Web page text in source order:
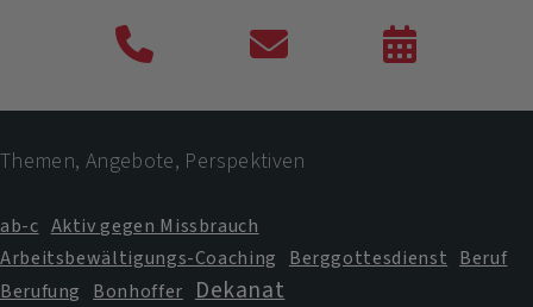
Telefon Kontaktformular
Themen, Angebote, Perspektiven
ab-c Aktiv gegen Missbrauch
Arbeitsbewältigungs-Coaching
Berggottesdienst Beruf
Berufung
Bonhoffer
Dekanat